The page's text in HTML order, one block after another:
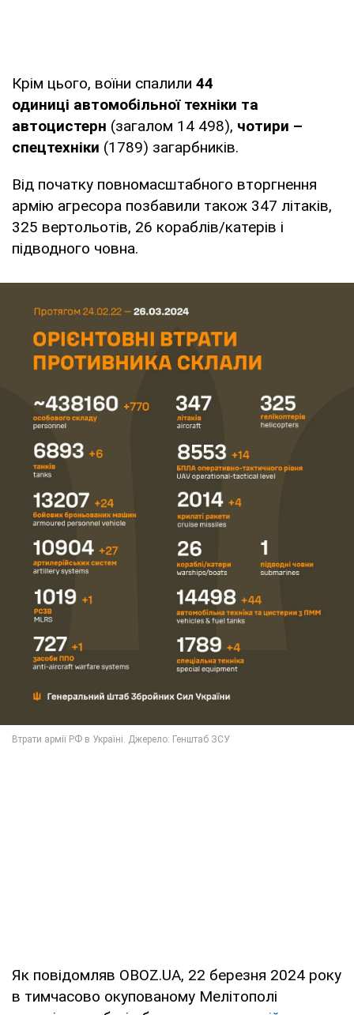
Крім цього, воїни спалили 44
одиниці автомобільної техніки та
автоцистерн (загалом 14 498), чотири –
спецтехніки (1789) загарбників.
Від початку повномасштабного вторгнення
армію агресора позбавили також 347 літаків,
325 вертольотів, 26 кораблів/катерів і
підводного човна.
Як повідомляв OBOZ.UA, 22 березня 2024 року
в тимчасово окупованому Мелітополі